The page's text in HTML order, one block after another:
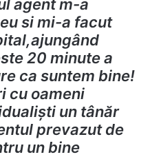
agent m-a
si mi-a facut
20 minute a
ca suntem bine!
cu oameni
un tânăr
prevazut de
un bine